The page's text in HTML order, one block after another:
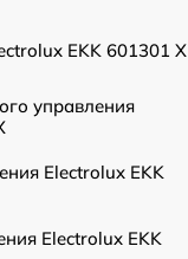
EKK 601301 X
управления
Electrolux EKK
Electrolux EKK